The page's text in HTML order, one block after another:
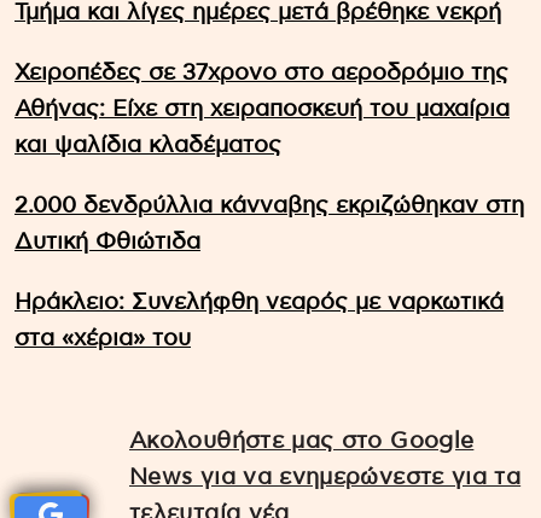
Τμήμα και λίγες ημέρες μετά βρέθηκε νεκρή
Χειροπέδες σε 37χρονο στο αεροδρόμιο της
Αθήνας: Είχε στη χειραποσκευή του μαχαίρια
και ψαλίδια κλαδέματος
2.000 δενδρύλλια κάνναβης εκριζώθηκαν στη
Δυτική Φθιώτιδα
Ηράκλειο: Συνελήφθη νεαρός με ναρκωτικά
στα «χέρια» του
Ακολουθήστε μας στο Google
News για να ενημερώνεστε για τα